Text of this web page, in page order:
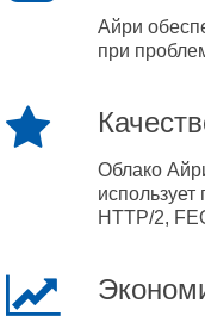
Айри
при
Облако
HTTP/2,